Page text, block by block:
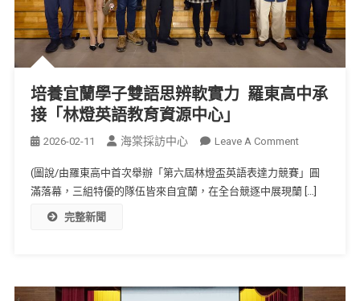
培養宜蘭學子雙語思辨軟實力 羅東高中承
接「林燈英語教育資源中心」
2026-02-11 海棠採訪中心 Leave A Comment
(圖說/由羅東高中首次舉辦「第六屆林燈盃英語表達力競賽」圓
滿落幕，三組特優的隊伍皆來自宜蘭，在全台競逐中展現蘭 […]
完整新聞